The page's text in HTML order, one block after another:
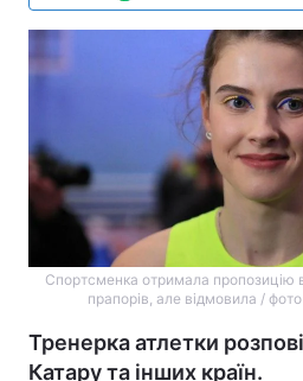
Спортсменка отримала пропозицію
прапорів, але відмовила /
Тренерка атлетки
Катару та інших країн.